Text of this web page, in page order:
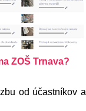
ZOŠ Trnava?
od účastníkov a